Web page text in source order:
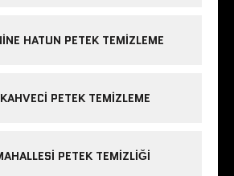
HATUN PETEK TEMIZLEME
PETEK TEMIZLEME
PETEK TEMIZLIĞI